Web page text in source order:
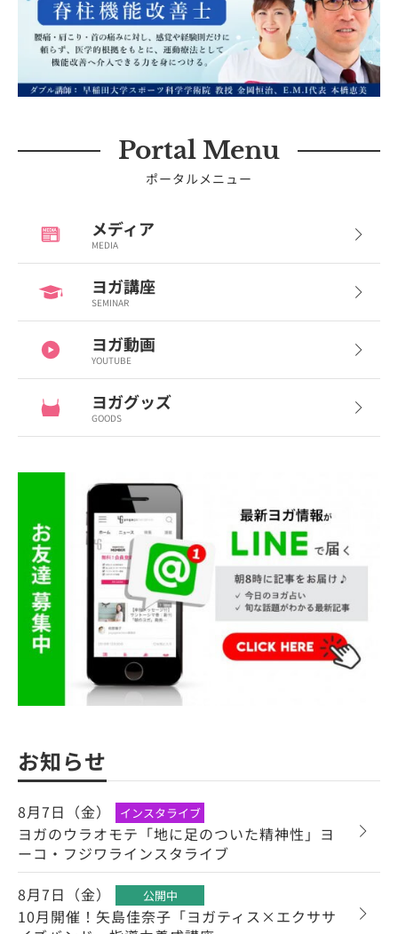
Portal Menu
ポータルメニュー
メディア
MEDIA
ヨガ講座
SEMINAR
ヨガ動画
YOUTUBE
ヨガグッズ
GOODS
お知らせ
8月7日（金） インスタライブ
ヨガのウラオモテ「地に足のついた精神性」ヨ
ーコ・フジワラインスタライブ
8月7日（金）
公開中
10月開催！矢島佳奈子「ヨガティス×エクササ